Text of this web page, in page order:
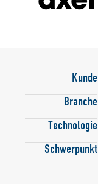
Kunde
Branche
Technologie
Schwerpunkt